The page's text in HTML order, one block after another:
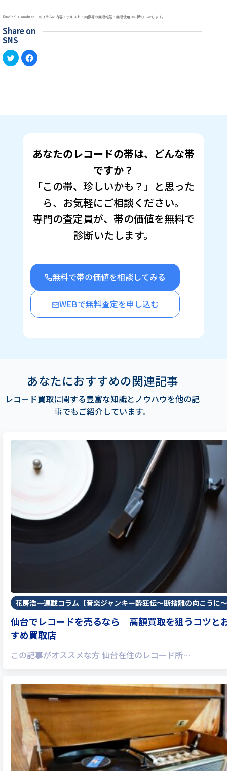
©︎Koichi Hanafusa 当コラムの内容・テキスト・画像等の無断転載・無断使用はお断りいたします。
Share on
SNS
ク
リ
Facebook
で
だ
さ
い
ウ
ィ
で
開
き
あなたのレコードの帯は、どんな帯
ですか？
「この帯、珍しいかも？」と思った
ら、お気軽にご相談ください。
専門の査定員が、帯の価値を無料で
診断いたします。
無料で帯の価値を相談してみる
WEBで無料査定を申し込む
あなたにおすすめの関連記事
レコード買取に関する豊富な知識とノウハウを他の記
事でもご紹介しています。
花房浩一連載コラム【音楽ジャンキー酔狂伝〜断捨離の向こうに
仙台でレコードを売るなら｜高額買取を狙うコツと
すめ買取店
この記事がオススメな方 仙台在住のレコード所…